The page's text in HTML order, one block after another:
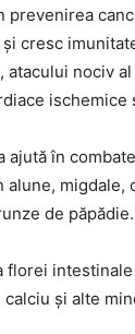
prevenirea
cresc
nociv
ischemice
ajută în
de păpădie.
și alte